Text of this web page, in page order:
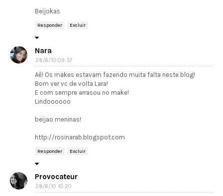
Beijokas
Responder Excluir
Nara
28/6/10 09:37
Aê! Os makes estavam fazendo muita falta neste blog!
Bom ver vc de volta Lara!
E com sempre arrasou no make!
Lindoooooo
beijao meninas!
http://rosinarab.blogspot.com
Responder Excluir
Provocateur
28/6/10 10:20